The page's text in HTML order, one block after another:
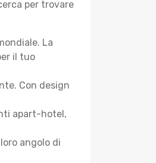
per trovare
La
il tuo
Con design
apart-hotel,
angolo di